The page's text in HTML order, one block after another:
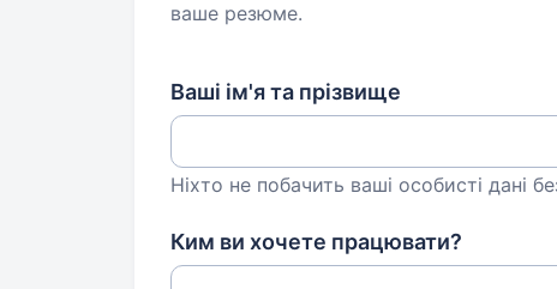
ваше резюме.
Ваші ім'я та прізвище
Ніхто не побачить ваші особисті дані
Ким ви хочете працювати?